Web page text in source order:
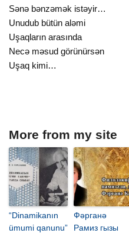
Sənə bənzəmək istəyir…
Unudub bütün aləmi
Uşaqların arasında
Necə məsud görünürsən
Uşaq kimi…
More from my site
“Dinamikanın
ümumi qanunu”
Фәрганә
Рамиз гызы